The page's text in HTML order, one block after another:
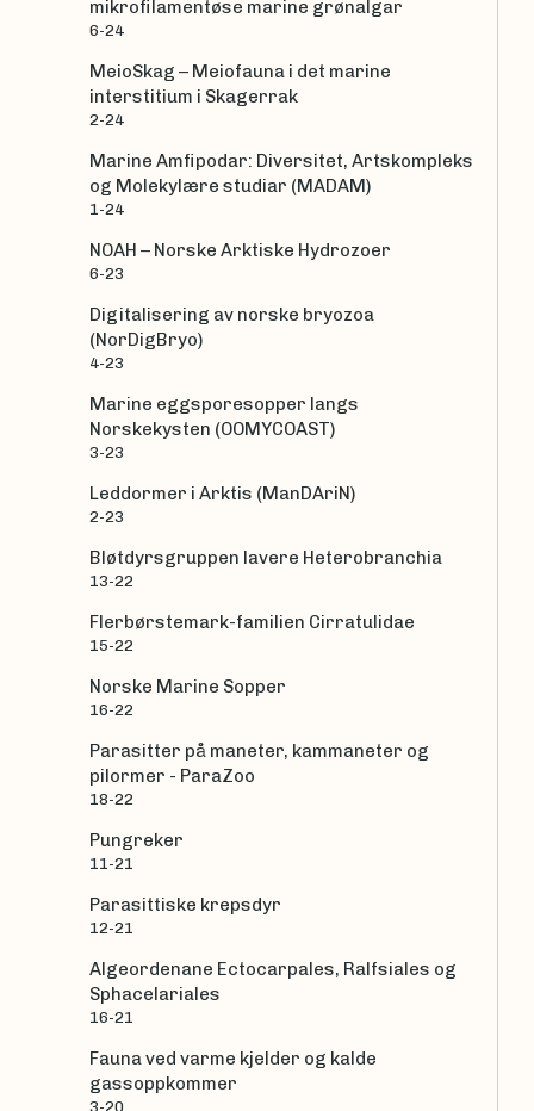
mikrofilamentøse marine grønalgar
6-24
MeioSkag – Meiofauna i det marine
interstitium i Skagerrak
2-24
Marine Amfipodar: Diversitet, Artskompleks
og Molekylære studiar (MADAM)
1-24
NOAH – Norske Arktiske Hydrozoer
6-23
Digitalisering av norske bryozoa
(NorDigBryo)
4-23
Marine eggsporesopper langs
Norskekysten (OOMYCOAST)
3-23
Leddormer i Arktis (ManDAriN)
2-23
Bløtdyrsgruppen lavere Heterobranchia
13-22
Flerbørstemark-familien Cirratulidae
15-22
Norske Marine Sopper
16-22
Parasitter på maneter, kammaneter og
pilormer - ParaZoo
18-22
Pungreker
11-21
Parasittiske krepsdyr
12-21
Algeordenane Ectocarpales, Ralfsiales og
Sphacelariales
16-21
Fauna ved varme kjelder og kalde
gassoppkommer
3-20